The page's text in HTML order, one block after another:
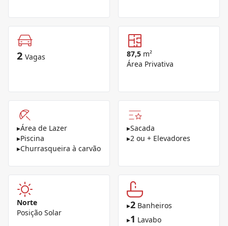
2 Vagas 87,5 m²
Área Privativa
▸Área de Lazer
▸Piscina
▸Churrasqueira à carvão
▸Sacada
▸2 ou + Elevadores
Norte
Posição Solar
▸2 Banheiros
▸1 Lavabo